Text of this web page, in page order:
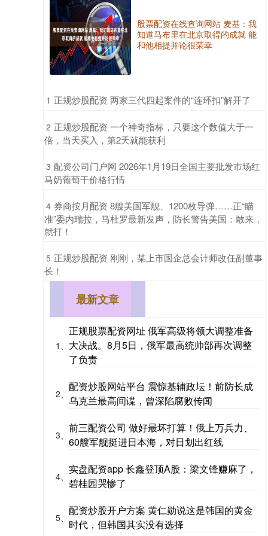
股票配资在线查询网站 麦基：我
知道马布里在北京取得的成就 能
和他相提并论很荣幸
1 ​正规炒股配资 两家三代四起案件的“连环扣”解开了
2 ​正规炒股配资 一个神奇指标，只要这个数值大于一
倍，当天买入，第2天就能获利
3 ​配资公司门户网 2026年1月19日全国主要批发市场红
马奶葡萄干价格行情
4 ​券商按月配资 8艘美国军舰、1200枚导弹……正“瞄
准”委内瑞拉，马杜罗最新发声，防长警告美国：敢来，
就打！
5 ​正规炒股配资 刚刚，某上市国企总会计师改任副董事
长！
最新文章
1、
正规股票配资网址 俄军高级将领大调整准备
大决战。8月5日，俄军最高统帅部再次调整
了负责
2、
配资炒股网站平台 震惊基辅政坛！前防长成
乌克兰最高间谍，曾深陷腐败传闻
3、
前三配资公司 做好最坏打算！俄上万兵力、
60艘军舰挺进日本海，对日划出红线
4、
实盘配资app 长鑫登顶A股：梁文锋赚麻了，
碧桂园哭惨了
5、
配资炒股开户方案 黄仁勋说这是韩国的黄金
时代，但韩国其实没有选择